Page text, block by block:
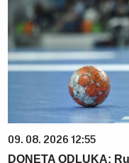
09. 08. 2026 12:55
DONETA ODLUKA: